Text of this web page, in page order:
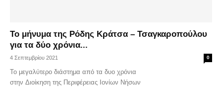
Το μήνυμα της Ρόδης Κράτσα – Τσαγκαροπούλου
για τα δύο χρόνια...
4 Σεπτεμβρίου 2021 0
Το μεγαλύτερο διάστημα από τα δυο χρόνια
στην Διοίκηση της Περιφέρειας Ιονίων Νήσων